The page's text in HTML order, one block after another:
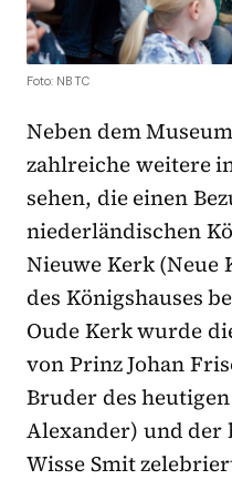
Foto: NBTC
Neben dem
zahlreiche weitere
sehen, die einen
niederländischen
Nieuwe Kerk
des Königshauses
Oude Kerk wurde
von Prinz Johan
Bruder des
Alexander) und
Wisse Smit